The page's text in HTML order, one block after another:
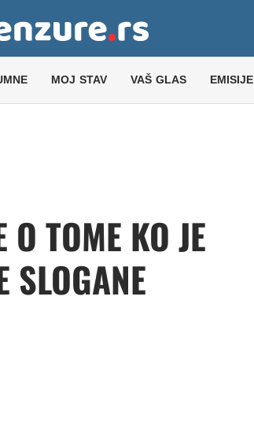
MOJ STAV VAŠ GLAS EMISIJE
TOME KO JE
SLOGANE